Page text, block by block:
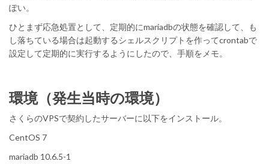
ぽい。
ひとまず応急処置として、定期的にmariadbの状態を確認して、も
し落ちている場合は起動するシェルスクリプトを作ってcrontabで
設定して定期的に実行するようにしたので、手順をメモ。
環境（発生当時の環境）
さくらのVPSで契約したサーバーに以下をインストール。
CentOS 7
mariadb 10.6.5-1